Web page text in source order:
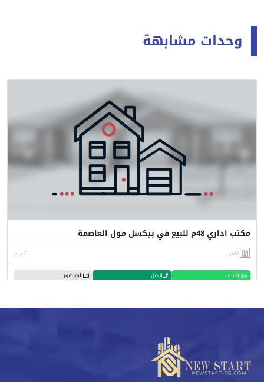
وحدات مشابهة
مكتب اداري 48م للبيع في بيكسل مول العاصمة
48م 0 ج.م
واتساب اتصل البورشور